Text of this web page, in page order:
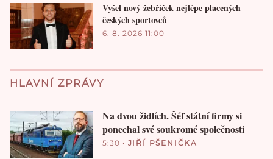
Vyšel nový žebříček nejlépe placených
českých sportovců
6. 8. 2026 11:00
HLAVNÍ ZPRÁVY
Na dvou židlích. Šéf státní firmy si
ponechal své soukromé společnosti
5:30 • JIŘÍ PŠENIČKA